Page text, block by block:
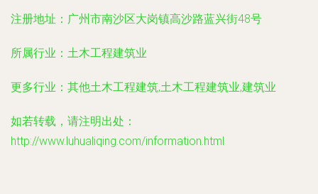
注册地址： 广州市南沙区大岗镇高沙路蓝兴街48号
所属行业： 土木工程建筑业
更多行业： 其他土木工程建筑,土木工程建筑业,建筑业
如若转载，请注明出处：
http://www.luhualiqing.com/information.html